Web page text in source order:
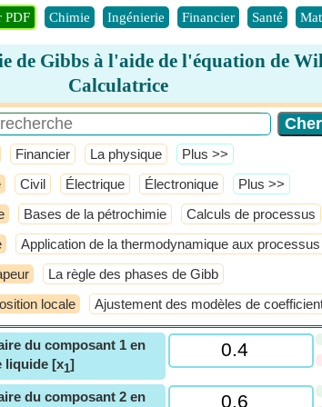
PDF Chimie Ingénierie Financier Santé
de Gibbs à l'aide de l'équation de
Calculatrice
Financier La physique ​Plus >>
Civil Électrique Électronique ​Plus >>
Bases de la pétrochimie Calculs de processus
Application de la thermodynamique aux processus
La règle des phases de Gibb
locale Ajustement des modèles de
du composant 1 en
liquide [x1]
du composant 2 en